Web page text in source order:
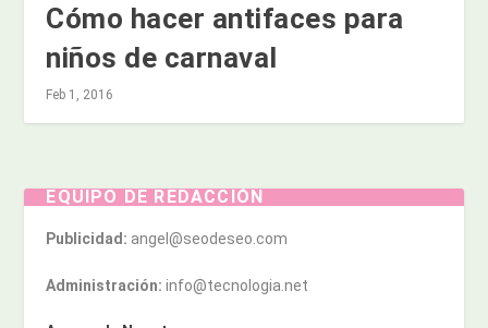
Cómo hacer antifaces para
niños de carnaval
Feb 1, 2016
EQUIPO DE REDACCIÓN
Publicidad: angel@seodeseo.com
Administración: info@tecnologia.net